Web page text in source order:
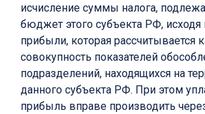
исчисление суммы налога,
бюджет этого субъекта РФ, исходя
прибыли, которая рассчитывается
совокупность показателей
подразделений, находящихся на
данного субъекта РФ. При этом
прибыль вправе производить